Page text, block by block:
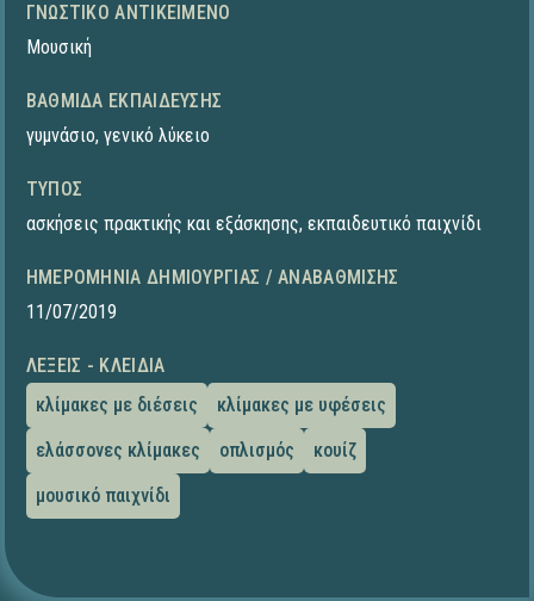
ΓΝΩΣΤΙΚΌ ΑΝΤΙΚΕΊΜΕΝΟ
Μουσική
ΒΑΘΜΊΔΑ ΕΚΠΑΊΔΕΥΣΗΣ
γυμνάσιο, γενικό λύκειο
ΤΎΠΟΣ
ασκήσεις πρακτικής και εξάσκησης, εκπαιδευτικό παιχνίδι
ΗΜΕΡΟΜΗΝΊΑ ΔΗΜΙΟΥΡΓΊΑΣ / ΑΝΑΒΆΘΜΙΣΗΣ
11/07/2019
ΛΈΞΕΙΣ - ΚΛΕΙΔΙΆ
κλίμακες με διέσεις
κλίμακες με υφέσεις
ελάσσονες κλίμακες
οπλισμός
κουίζ
μουσικό παιχνίδι